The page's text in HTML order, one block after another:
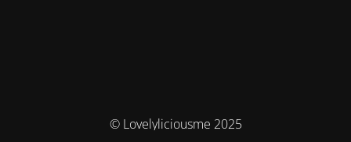
© Lovelyliciousme 2025